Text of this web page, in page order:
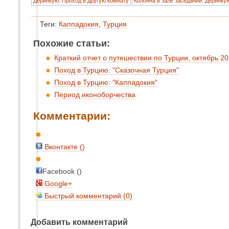
Теги: Каппадокия Турция
Похожие статьи:
Краткий отчет о путешествии по Турции, октябрь
Поход в Турцию: "Сказочная Турция"
Поход в Турцию: "Каппадокия"
Период иконоборчества
Комментарии:
Вконтакте ()
Facebook ()
Google+
Быстрый комментарий (0)
Добавить комментарий